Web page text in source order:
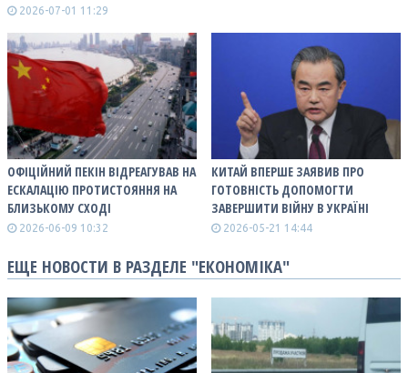
2026-07-01 11:29
ОФІЦІЙНИЙ ПЕКІН ВІДРЕАГУВАВ НА
ЕСКАЛАЦІЮ ПРОТИСТОЯННЯ НА
БЛИЗЬКОМУ СХОДІ
2026-06-09 10:32
КИТАЙ ВПЕРШЕ ЗАЯВИВ ПРО
ГОТОВНІСТЬ ДОПОМОГТИ
ЗАВЕРШИТИ ВІЙНУ В УКРАЇНІ
2026-05-21 14:44
ЕЩЕ НОВОСТИ В РАЗДЕЛЕ "ЕКОНОМІКА"